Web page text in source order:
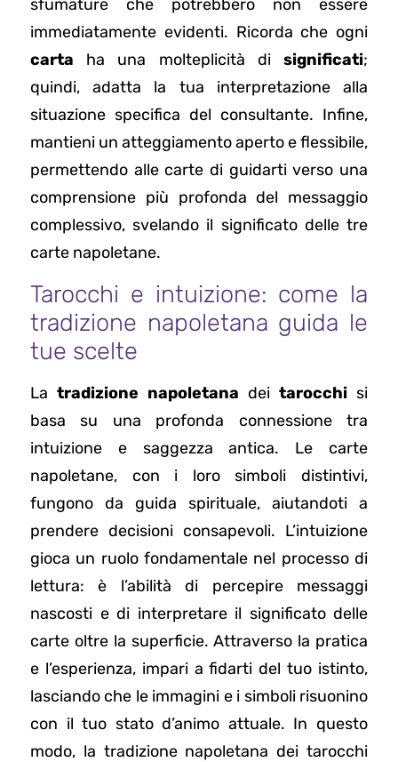
sfumature che potrebbero non essere
immediatamente evidenti. Ricorda che ogni
carta ha una molteplicità disignificati;
quindi, adatta la tua interpretazione alla
situazione specifica del consultante. Infine,
mantieni un atteggiamento aperto e flessibile,
permettendo alle carte di guidarti verso una
comprensione più profonda del messaggio
complessivo, svelando il significato delle tre
carte napoletane.
Tarocchi e intuizione: come la
tradizione napoletana guida le
tue scelte
La tradizione napoletana dei tarocchi si
basa su una profonda connessione tra
intuizione e saggezza antica. Le carte
napoletane, con i loro simboli distintivi,
fungono da guida spirituale, aiutandoti a
prendere decisioni consapevoli. L’intuizione
gioca un ruolo fondamentale nel processo di
lettura: è l’abilità di percepire messaggi
nascosti e di interpretare il significato delle
carte oltre la superficie. Attraverso la pratica
e l’esperienza, impari a fidarti del tuo istinto,
lasciando che le immagini e i simboli risuonino
con il tuo stato d’animo attuale. In questo
modo, la tradizione napoletana dei tarocchi